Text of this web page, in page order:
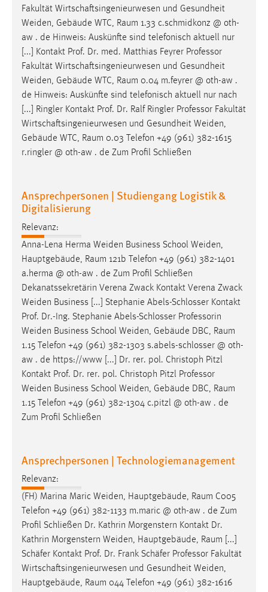
Fakultät Wirtschaftsingenieurwesen und Gesundheit
Weiden, Gebäude WTC, Raum 1.33 c.schmidkonz @ oth-
aw . de Hinweis: Auskünfte sind telefonisch aktuell nur
[...] Kontakt Prof. Dr. med. Matthias Feyrer Professor
Fakultät Wirtschaftsingenieurwesen und Gesundheit
Weiden, Gebäude WTC, Raum 0.04 m.feyrer @ oth-aw .
de Hinweis: Auskünfte sind telefonisch aktuell nur nach
[...] Ringler Kontakt Prof. Dr. Ralf Ringler Professor Fakultät
Wirtschaftsingenieurwesen und Gesundheit Weiden,
Gebäude WTC, Raum 0.03 Telefon +49 (961) 382-1615
r.ringler @ oth-aw . de Zum Profil Schließen
Ansprechpersonen | Studiengang Logistik &
Digitalisierung
Relevanz:
Anna-Lena Herma Weiden Business School Weiden,
Hauptgebäude, Raum 121b Telefon +49 (961) 382-1401
a.herma @ oth-aw . de Zum Profil Schließen
Dekanatssekretärin Verena Zwack Kontakt Verena Zwack
Weiden Business [...] Stephanie Abels-Schlosser Kontakt
Prof. Dr.-Ing. Stephanie Abels-Schlosser Professorin
Weiden Business School Weiden, Gebäude DBC, Raum
1.15 Telefon +49 (961) 382-1303 s.abels-schlosser @ oth-
aw . de https://www [...] Dr. rer. pol. Christoph Pitzl
Kontakt Prof. Dr. rer. pol. Christoph Pitzl Professor
Weiden Business School Weiden, Gebäude DBC, Raum
1.15 Telefon +49 (961) 382-1304 c.pitzl @ oth-aw . de
Zum Profil Schließen
Ansprechpersonen | Technologiemanagement
Relevanz:
(FH) Marina Maric Weiden, Hauptgebäude, Raum C005
Telefon +49 (961) 382-1133 m.maric @ oth-aw . de Zum
Profil Schließen Dr. Kathrin Morgenstern Kontakt Dr.
Kathrin Morgenstern Weiden, Hauptgebäude, Raum [...]
Schäfer Kontakt Prof. Dr. Frank Schäfer Professor Fakultät
Wirtschaftsingenieurwesen und Gesundheit Weiden,
Hauptgebäude, Raum 044 Telefon +49 (961) 382-1616